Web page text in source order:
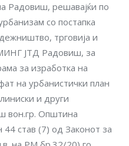
Радовиш, решавајќи по
со постапка
трговија и
ЈТД Радовиш, за
за изработка на
на урбанистички план
и други
вон.гр. Општина
став (7) од Законот за